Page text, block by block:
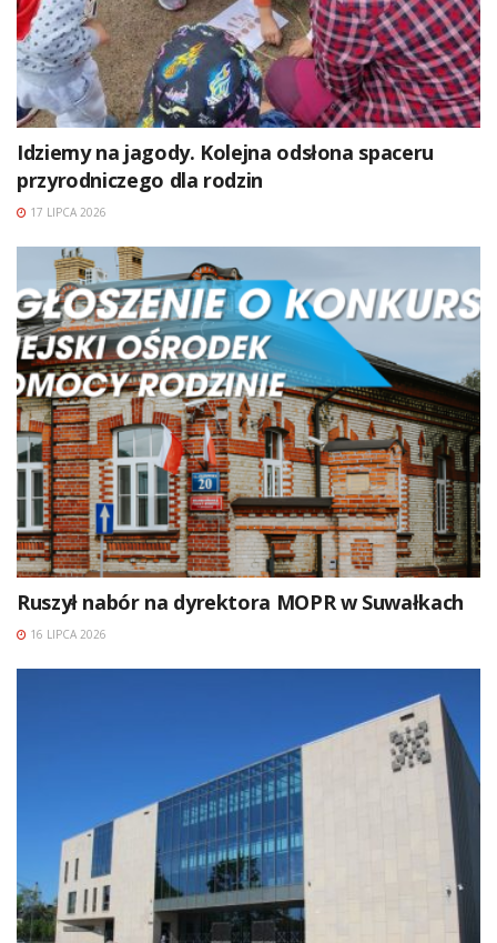
Idziemy na jagody. Kolejna odsłona spaceru
przyrodniczego dla rodzin
17 LIPCA 2026
Ruszył nabór na dyrektora MOPR w Suwałkach
16 LIPCA 2026